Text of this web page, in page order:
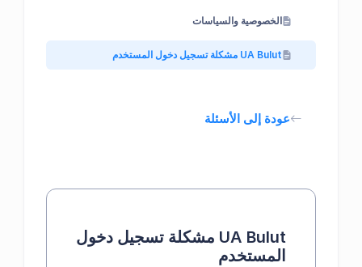
الخصوصية والسياسات
UA Bulut مشكلة تسجيل دخول المستخدم
عودة إلى الأسئلة
UA Bulut مشكلة تسجيل دخول
المستخدم